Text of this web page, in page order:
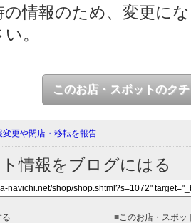
の情報のため、変更に
。
このお店・スポットのク
更や閉店・移転を報告
情報をブログにはる
る ■このお店・スポッ